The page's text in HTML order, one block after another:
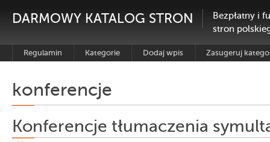
DARMOWY KATALOG STRON
Bezpłatny i
stron
Regulamin Kategorie Dodaj wpis Zasugeruj
konferencje
Konferencje tłumaczenia